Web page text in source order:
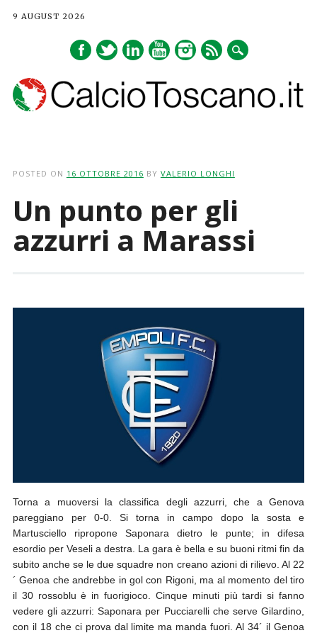
9 AUGUST 2026
POSTED ON 16 OTTOBRE 2016 BY VALERIO LONGHI
Un punto per gli
azzurri a Marassi
Torna a muoversi la classifica degli azzurri, che a Genova
pareggiano per 0-0. Si torna in campo dopo la sosta e
Martusciello ripropone Saponara dietro le punte; in difesa
esordio per Veseli a destra. La gara è bella e su buoni ritmi fin da
subito anche se le due squadre non creano azioni di rilievo. Al 22
´ Genoa che andrebbe in gol con Rigoni, ma al momento del tiro
il 30 rossoblu è in fuorigioco. Cinque minuti più tardi si fanno
vedere gli azzurri: Saponara per Pucciarelli che serve Gilardino,
con il 18 che ci prova dal limite ma manda fuori. Al 34´ il Genoa